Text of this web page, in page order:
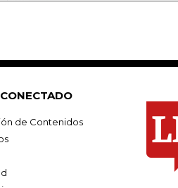
de Contenidos